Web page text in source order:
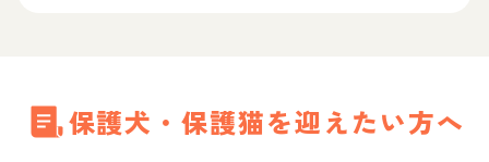
保護犬・保護猫を迎えたい方へ